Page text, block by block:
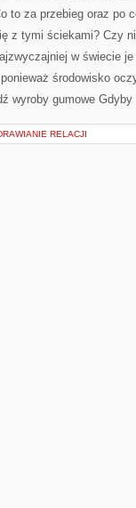
to za przebieg oraz po
z tymi ściekami? Czy
w świecie
środowisko
wyroby gumowe
RELACJI